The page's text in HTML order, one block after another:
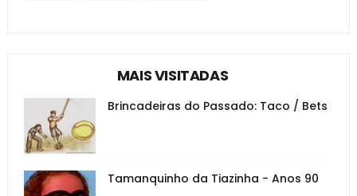
MAIS VISITADAS
Brincadeiras do Passado: Taco / Bets
Tamanquinho da Tiazinha - Anos 90